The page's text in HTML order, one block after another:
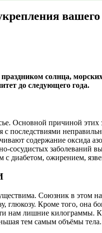
вашего
солнца,
до следующего года.
Основной причиной этих
последствиями
содержание оксида
сосудистых заболеваний
диабетом, ожирением,
Союзник в этом
глюкозу. Кроме того,
нам лишние килограммы.
тем самым объёмы тела.